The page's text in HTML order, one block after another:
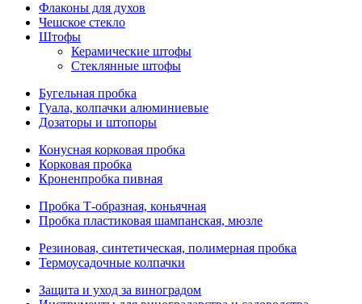
Флаконы для духов
Чешское стекло
Штофы
Керамические штофы
Стеклянные штофы
Бугельная пробка
Гуала, колпачки алюминиевые
Дозаторы и штопоры
Конусная корковая пробка
Корковая пробка
Кроненпробка пивная
Пробка Т-образная, коньячная
Пробка пластиковая шампанская, мюзле
Резиновая, синтетическая, полимерная пробка
Термоусадочные колпачки
Защита и уход за виноградом